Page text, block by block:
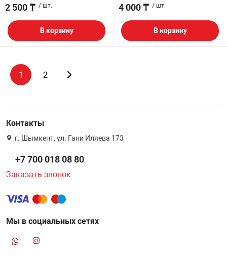
2 500 ₸ / шт.
В корзину
4 000 ₸ / шт.
В корзину
1 2
Контакты
г. Шымкент, ул. Гани Иляева 173
+7 700 018 08 80
Заказать звонок
Мы в социальных сетях